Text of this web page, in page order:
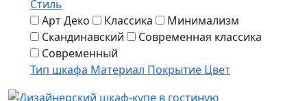
Стиль
Арт Деко
Классика
Минимализм
Скандинавский
Современная классика
Современный
Тип шкафа Материал Покрытие Цвет